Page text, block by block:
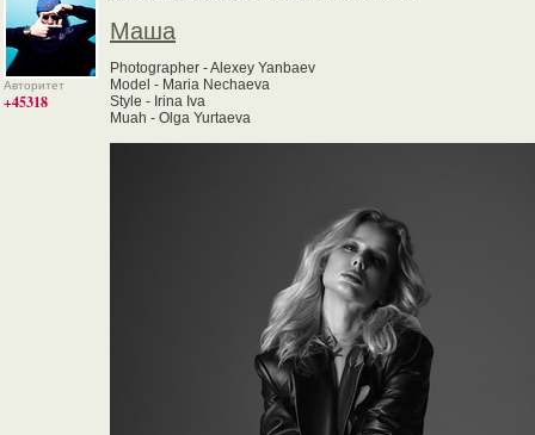
Авторитет
+45318
Маша
Photographer - Alexey Yanbaev
Model - Maria Nechaeva
Style - Irina Iva
Muah - Olga Yurtaeva